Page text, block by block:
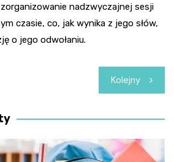
nadzwyczajnej sesji
czasie, co, jak wynika z jego słów,
o jego odwołaniu.
Kolejny